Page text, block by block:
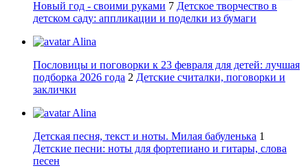
Новый год - своими руками 7 Детское творчество в
детском саду: аппликации и поделки из бумаги
Alina
Пословицы и поговорки к 23 февраля для детей: лучшая
подборка 2026 года 2 Детские считалки, поговорки и
заклички
Alina
Детская песня, текст и ноты. Милая бабуленька 1
Детские песни: ноты для фортепиано и гитары, слова
песен